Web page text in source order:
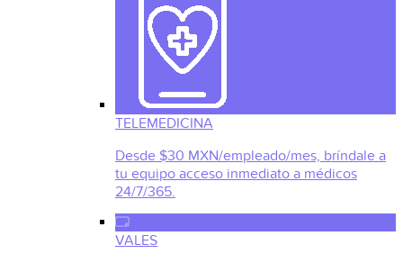
TELEMEDICINA
Desde $30 MXN/empleado/mes, bríndale a
tu equipo acceso inmediato a médicos
24/7/365.
VALES